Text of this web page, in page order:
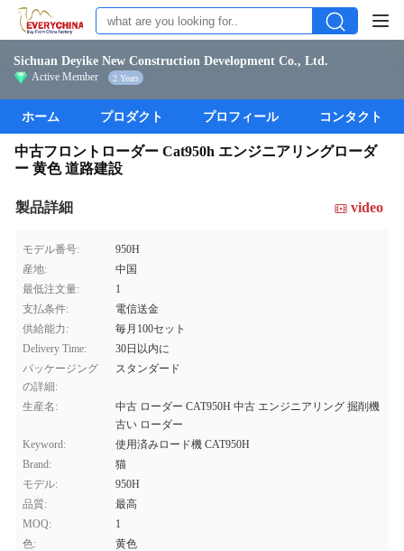
Sichuan Deyike New Construction Development Co., Ltd.
Active Member 2 Years
ホーム プロダクト プロフィール コンタクト
中古フロントローダー Cat950h エンジニアリングローダ
ー 黄色 道路建設
製品詳細 video
モデル番号:
950H
産地:
中国
最低注文量:
1
支払条件:
電信送金
供給能力:
毎月100セット
Delivery Time:
30日以内に
パッケージング
の詳細:
スタンダード
生産名:
中古 ローダー CAT950H 中古 エンジニアリング 掘削機
古い ローダー
Keyword:
使用済みロード機 CAT950H
Brand:
猫
モデル:
950H
品質:
最高
MOQ:
1
色:
黄色